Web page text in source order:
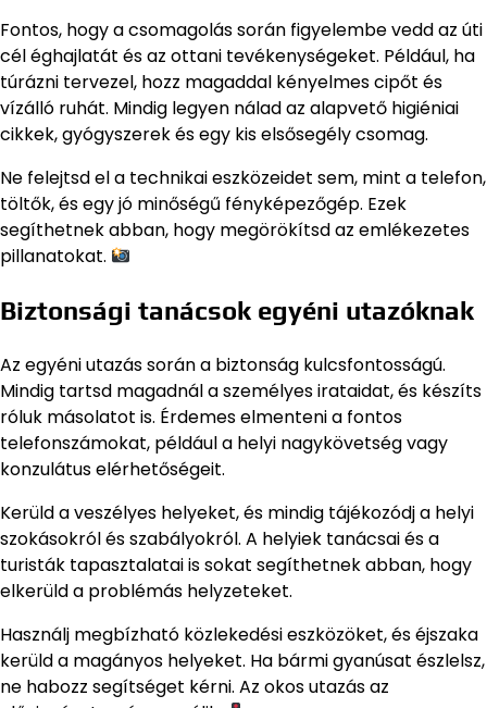
Fontos, hogy a csomagolás során figyelembe vedd az úti
cél éghajlatát és az ottani tevékenységeket. Például, ha
túrázni tervezel, hozz magaddal kényelmes cipőt és
vízálló ruhát. Mindig legyen nálad az alapvető higiéniai
cikkek, gyógyszerek és egy kis elsősegély csomag.
Ne felejtsd el a technikai eszközeidet sem, mint a telefon,
töltők, és egy jó minőségű fényképezőgép. Ezek
segíthetnek abban, hogy megörökítsd az emlékezetes
pillanatokat.
Biztonsági tanácsok egyéni utazóknak
Az egyéni utazás során a biztonság kulcsfontosságú.
Mindig tartsd magadnál a személyes irataidat, és készíts
róluk másolatot is. Érdemes elmenteni a fontos
telefonszámokat, például a helyi nagykövetség vagy
konzulátus elérhetőségeit.
Kerüld a veszélyes helyeket, és mindig tájékozódj a helyi
szokásokról és szabályokról. A helyiek tanácsai és a
turisták tapasztalatai is sokat segíthetnek abban, hogy
elkerüld a problémás helyzeteket.
Használj megbízható közlekedési eszközöket, és éjszaka
kerüld a magányos helyeket. Ha bármi gyanúsat észlelsz,
ne habozz segítséget kérni. Az okos utazás az